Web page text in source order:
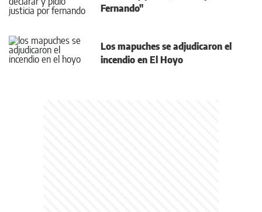
Fernando"
Los mapuches se adjudicaron el
incendio en El Hoyo